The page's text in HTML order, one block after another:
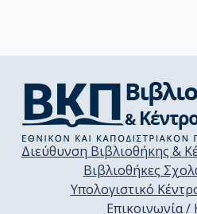
Διεύθυνση Βιβλιοθήκης &
Βιβλιοθήκες
Υπολογιστικό
Επικοινωνία /